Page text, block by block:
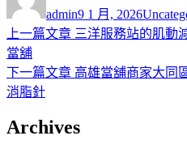
者
admin佈
日
9 1 月, 2026類
文
章
導
覽
上一篇文章 上
篇
三洋服務站的肌動
當舖
下一篇文章 下
文
高雄當舖商家大同
消脂針
Archives